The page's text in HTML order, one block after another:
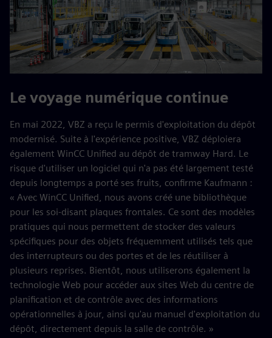
Le voyage numérique continue
En mai 2022, VBZ a reçu le permis d'exploitation du dépôt
modernisé. Suite à l'expérience positive, VBZ déploiera
également WinCC Unified au dépôt de tramway Hard. Le
risque d'utiliser un logiciel qui n'a pas été largement testé
depuis longtemps a porté ses fruits, confirme Kaufmann :
« Avec WinCC Unified, nous avons créé une bibliothèque
pour les soi-disant plaques frontales. Ce sont des modèles
pratiques qui nous permettent de stocker des valeurs
spécifiques pour des objets fréquemment utilisés tels que
des interrupteurs ou des portes et de les réutiliser à
plusieurs reprises. Bientôt, nous utiliserons également la
technologie Web pour accéder aux sites Web du centre de
planification et de contrôle avec des informations
opérationnelles à jour, ainsi qu'au manuel d'exploitation du
dépôt, directement depuis la salle de contrôle. »